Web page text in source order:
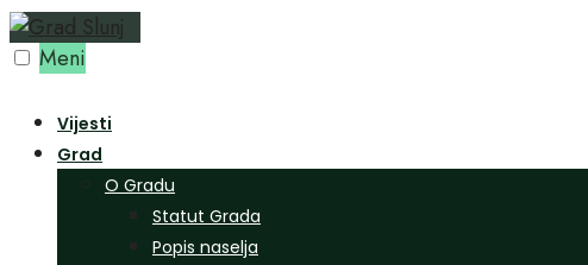
Preskoči
na Meni
Vijesti
Grad
O Gradu
Statut Grada
Popis naselja